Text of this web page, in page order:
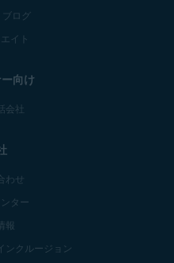
ブログ
イト
向け
会社
わせ
ター
報
ンクルージョン